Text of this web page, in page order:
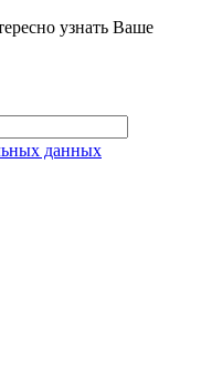
узнать Ваше
данных